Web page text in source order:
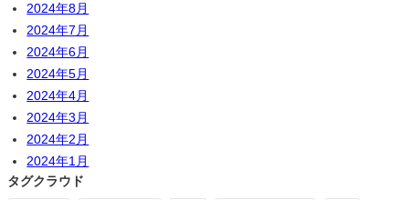
2024年8月
2024年7月
2024年6月
2024年5月
2024年4月
2024年3月
2024年2月
2024年1月
タグクラウド